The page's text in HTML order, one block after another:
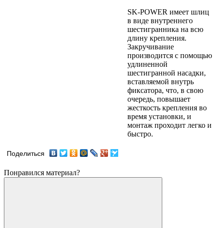
SK-POWER имеет шлиц
в виде внутреннего
шестигранника на всю
длину крепления.
Закручивание
производится с помощью
удлиненной
шестигранной насадки,
вставляемой внутрь
фиксатора, что, в свою
очередь, повышает
жесткость крепления во
время установки, и
монтаж проходит легко и
быстро.
Поделиться
Понравился материал?